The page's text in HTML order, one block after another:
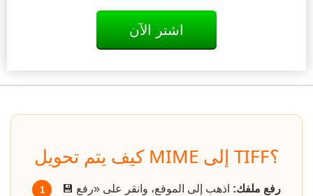
اشتر الآن
كيف يتم تحويل MIME إلى TIFF؟
1 💾 رفع ملفك: اذهب إلى الموقع، وانقر على «رفع